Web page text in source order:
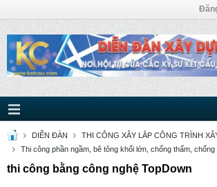
DIỄN ĐÀN
THI CÔNG XÂY LẮP CÔNG TRÌNH
Thi công phần ngầm, bê tông khối lớn, chống thấm, chống
thi công bằng công nghệ TopDown